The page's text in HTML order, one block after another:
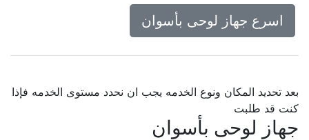
اسرع جهاز لوحى بأسوان
بعد تحديد المكان ونوع الخدمه يجب ان نحدد مستوى الخدمه فإذا
كنت قد طلبت
جهاز لوحى بأسوان